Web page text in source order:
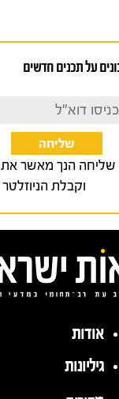
על תכנים חדשים
שליחה הנך מאשר את
וקבלת הניוזלטר
אודות
גיליונות